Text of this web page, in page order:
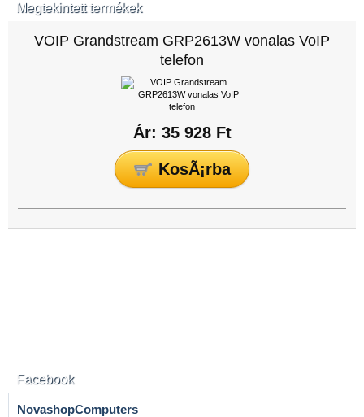
Megtekintett termékek
VOIP Grandstream GRP2613W vonalas VoIP
telefon
Ár: 35 928 Ft
Facebook
NovashopComputers